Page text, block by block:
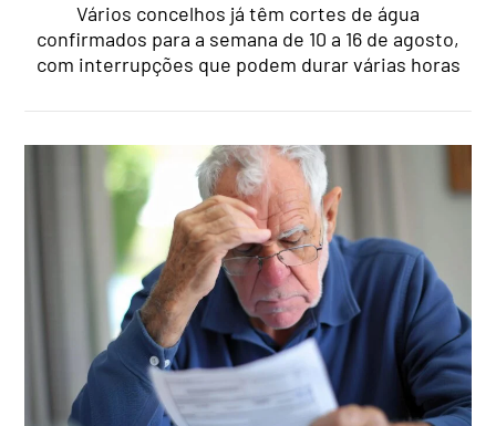
Vários concelhos já têm cortes de água
confirmados para a semana de 10 a 16 de agosto,
com interrupções que podem durar várias horas